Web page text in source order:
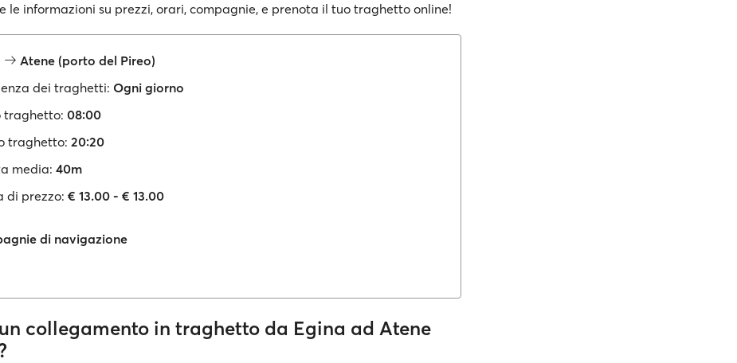
le informazioni su prezzi, orari, compagnie, e prenota il tuo traghetto online!
Atene (porto del Pireo)
dei traghetti: Ogni giorno
traghetto: 08:00
traghetto: 20:20
media: 40m
di prezzo: € 13.00 - € 13.00
di navigazione
collegamento in traghetto da Egina ad Atene